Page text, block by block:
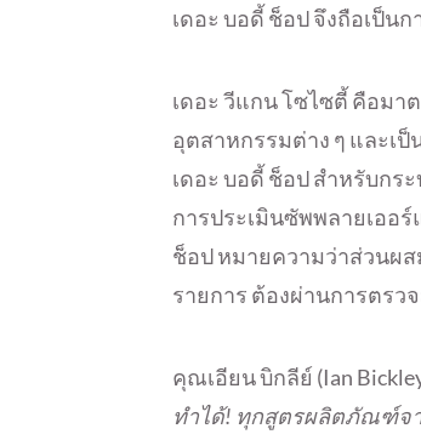
เดอะ บอดี้ ช็อป จึงถือเป็น
เดอะ วีแกน โซไซตี้ คือมา
อุตสาหกรรมต่าง ๆ และเ
เดอะ บอดี้ ช็อป สำหรับกร
การประเมินซัพพลายเออ
ช็อป หมายความว่าส่วนผ
รายการ ต้องผ่านการตรว
คุณเอียน บิกลีย์ (Ian
ทำได้! ทุกสูตรผลิตภัณฑ์จา